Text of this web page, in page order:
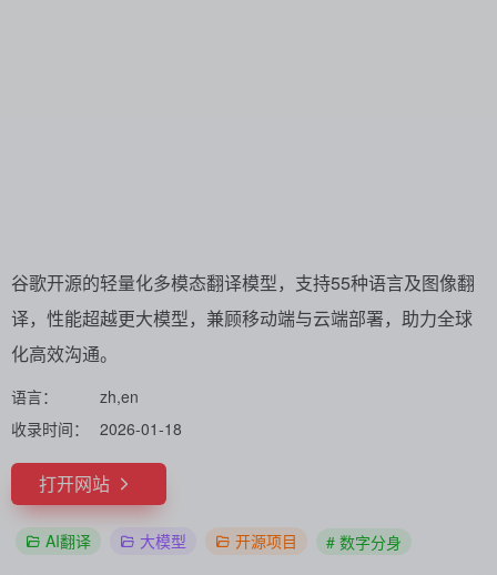
谷歌开源的轻量化多模态翻译模型，支持55种语言及图像翻
译，性能超越更大模型，兼顾移动端与云端部署，助力全球
化高效沟通。
语言：
zh,en
收录时间：
2026-01-18
打开网站
AI翻译 大模型 开源项目 # 数字分身